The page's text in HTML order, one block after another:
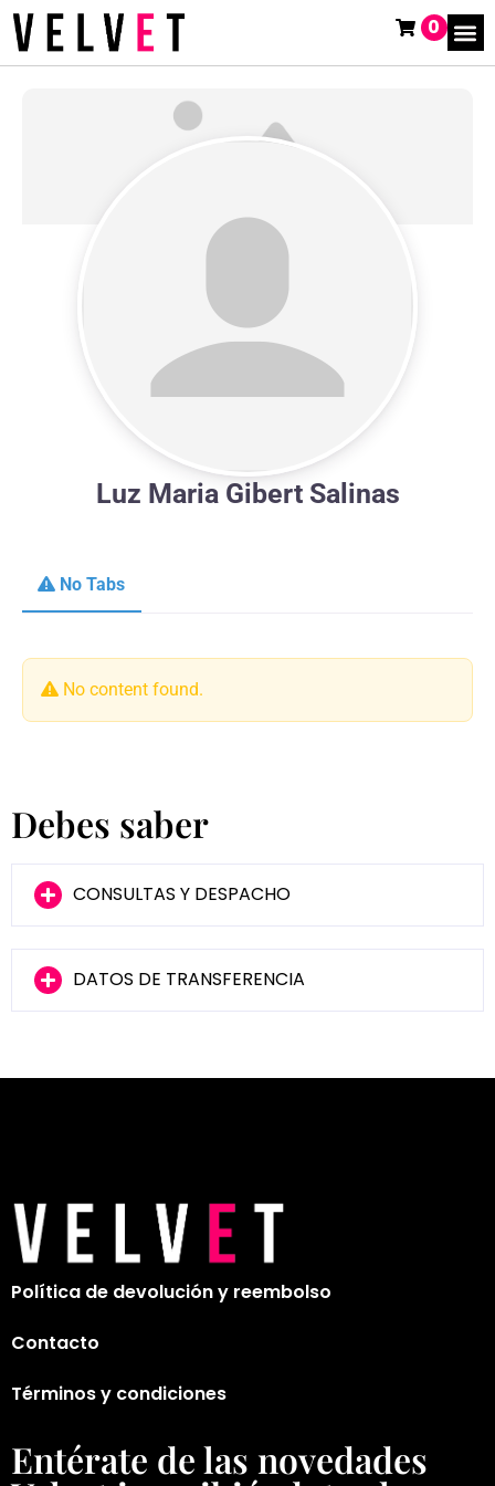
0
Luz Maria Gibert Salinas
No Tabs
No content found.
Debes saber
CONSULTAS Y DESPACHO
DATOS DE TRANSFERENCIA
Política de devolución y reembolso
Contacto
Términos y condiciones
Entérate de las novedades